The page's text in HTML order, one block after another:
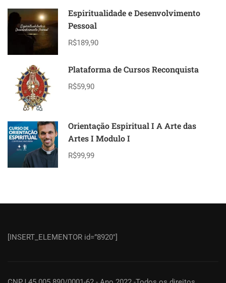
Espiritualidade e Desenvolvimento
Pessoal
R$189,90
Plataforma de Cursos Reconquista
R$59,90
Orientação Espiritual I A Arte das
Artes I Modulo I
R$99,99
[INSERT_ELEMENTOR id=”8920″]